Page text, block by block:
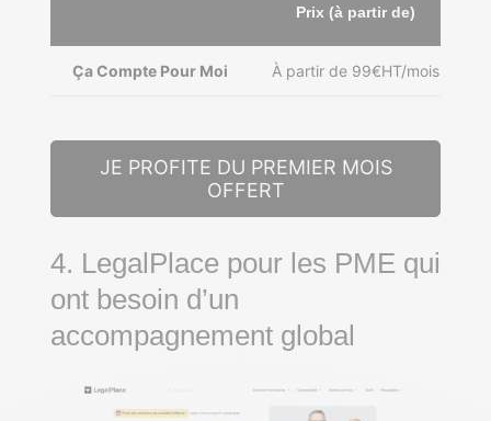
Prix (à partir de)
Ça Compte Pour Moi À partir de 99€HT/mois
JE PROFITE DU PREMIER MOIS
OFFERT
4. LegalPlace pour les PME qui
ont besoin d’un
accompagnement global